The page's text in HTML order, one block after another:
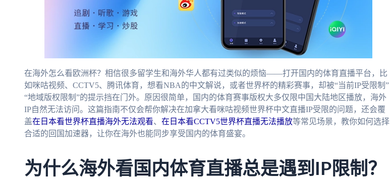
在海外怎么看欧洲杯？相信很多留学生和海外华人都有过类似的烦恼——打开国内的体育直播平台，比
如咪咕视频、CCTV5、腾讯体育，想看NBA的中文解说，或者世界杯的精彩赛事，却被“当前IP受限制”
“地域版权限制”的提示挡在门外。原因很简单，国内的体育赛事版权大多仅限中国大陆地区播放，海外
IP自然无法访问。这篇指南不仅会帮你解决在加拿大看咪咕视频世界杯中文直播IP受限的问题，还会覆
盖在日本看世界杯直播海外无法观看、 在日本看CCTV5世界杯直播无法播放等常见场景，教你如何选择
合适的回国加速器，让你在海外也能同步享受国内的体育盛宴。
为什么海外看国内体育直播总是遇到IP限制？